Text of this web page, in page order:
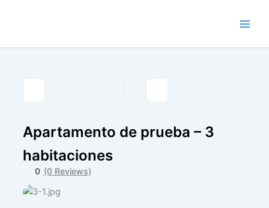
Apartamento de prueba – 3
habitaciones
0 (0 Reviews)